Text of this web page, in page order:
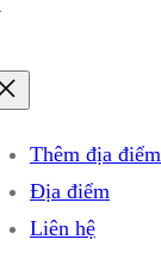
Thêm địa điểm
Địa điểm
Liên hệ